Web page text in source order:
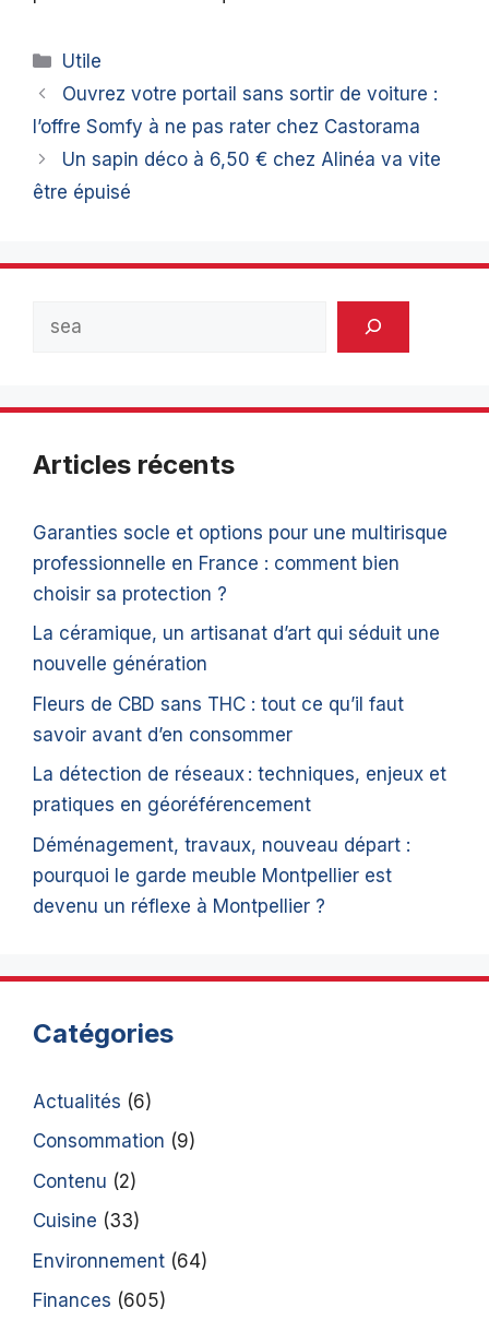
Catégories
Utile
Ouvrez votre portail sans sortir de voiture :
l’offre Somfy à ne pas rater chez Castorama
Un sapin déco à 6,50 € chez Alinéa va vite
être épuisé
Articles récents
Garanties socle et options pour une multirisque
professionnelle en France : comment bien
choisir sa protection ?
La céramique, un artisanat d’art qui séduit une
nouvelle génération
Fleurs de CBD sans THC : tout ce qu’il faut
savoir avant d’en consommer
La détection de réseaux : techniques, enjeux et
pratiques en géoréférencement
Déménagement, travaux, nouveau départ :
pourquoi le garde meuble Montpellier est
devenu un réflexe à Montpellier ?
Catégories
Actualités (6)
Consommation (9)
Contenu (2)
Cuisine (33)
Environnement (64)
Finances (605)